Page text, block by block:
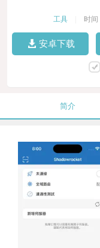
工具 时
安卓下载
简介